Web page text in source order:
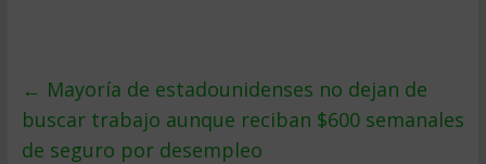
← Mayoría de estadounidenses no dejan de
buscar trabajo aunque reciban $600 semanales
de seguro por desempleo